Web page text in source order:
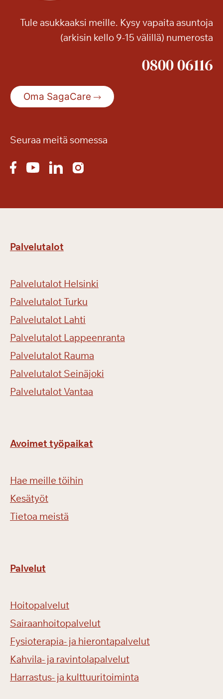
Tule asukkaaksi meille. Kysy vapaita asuntoja
(arkisin kello 9-15 välillä) numerosta
0800 06116
Oma SagaCare
Seuraa meitä somessa
Palvelutalot
Palvelutalot Helsinki
Palvelutalot Turku
Palvelutalot Lahti
Palvelutalot Lappeenranta
Palvelutalot Rauma
Palvelutalot Seinäjoki
Palvelutalot Vantaa
Avoimet työpaikat
Hae meille töihin
Kesätyöt
Tietoa meistä
Palvelut
Hoitopalvelut
Sairaanhoitopalvelut
Fysioterapia- ja hierontapalvelut
Kahvila- ja ravintolapalvelut
Harrastus- ja kulttuuritoiminta